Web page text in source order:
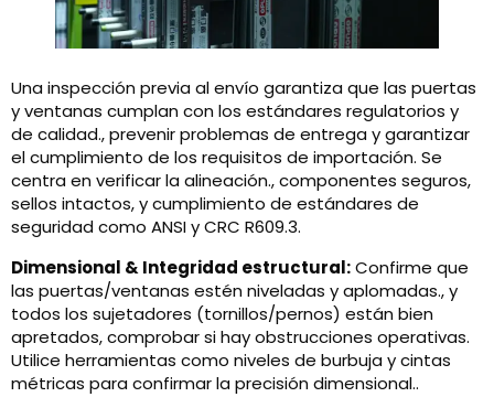
Una inspección previa al envío garantiza que las puertas
y ventanas cumplan con los estándares regulatorios y
de calidad., prevenir problemas de entrega y garantizar
el cumplimiento de los requisitos de importación. Se
centra en verificar la alineación., componentes seguros,
sellos intactos, y cumplimiento de estándares de
seguridad como ANSI y CRC R609.3.
Dimensional & Integridad estructural:Confirme que
las puertas/ventanas estén niveladas y aplomadas., y
todos los sujetadores (tornillos/pernos) están bien
apretados, comprobar si hay obstrucciones operativas.
Utilice herramientas como niveles de burbuja y cintas
métricas para confirmar la precisión dimensional..